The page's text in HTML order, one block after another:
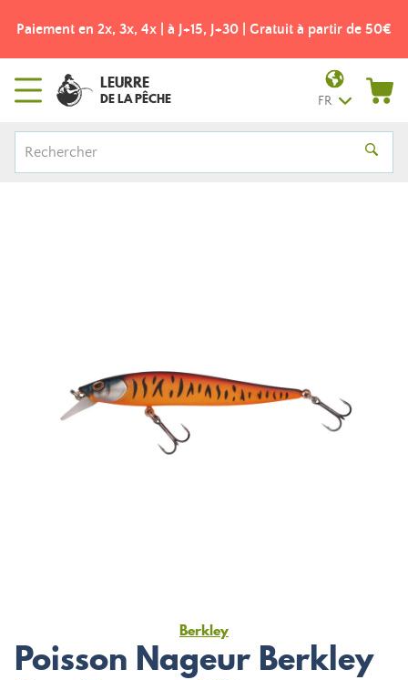
Paiement en 2x, 3x, 4x | à J+15, J+30 | Gratuit à partir de 50€
LEURRE
DE LA PÊCHE FR
Berkley
Poisson Nageur Berkley